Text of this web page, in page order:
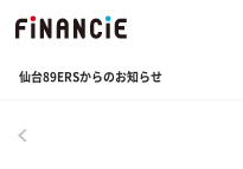
仙台89ERSからのお知らせ